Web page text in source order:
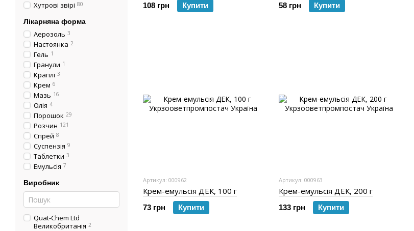
108 грн Купити 58 грн Купити
Артикул: 000962
Крем-емульсія ДЕК, 100 г
73 грн Купити
Артикул: 000963
Крем-емульсія ДЕК, 200 г
133 грн Купити
Хутрові звірі 80
Лікарняна форма
Аерозоль 3
Настоянка 2
Гель 1
Гранули 1
Краплі 3
Крем 6
Мазь 16
Олія 4
Порошок 29
Розчин 121
Спрей 8
Суспензія 9
Таблетки 3
Емульсія 7
Виробник
Quat-Chem Ltd
Великобританія 2